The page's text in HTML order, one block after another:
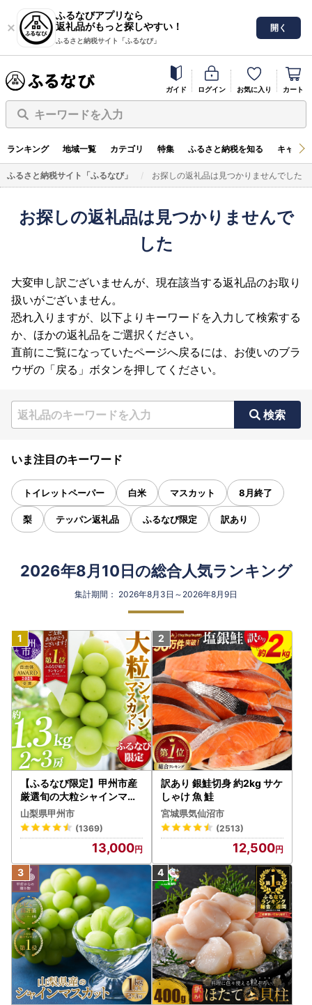
ふるなびアプリなら
返礼品がもっと探しやすい！
ふるさと納税サイト「ふるなび」
開く
ガイド ログイン お気に入り カート
キーワードを入力
ランキング 地域一覧 カテゴリ 特集 ふるさと納税を知る キャン
ふるさと納税サイト「ふるなび」 お探しの返礼品は見つかりませんでした
お探しの返礼品は見つかりませんで
した
大変申し訳ございませんが、現在該当する返礼品のお取り
扱いがございません。
恐れ入りますが、以下よりキーワードを入力して検索する
か、ほかの返礼品をご選択ください。
直前にご覧になっていたページへ戻るには、お使いのブラ
ウザの「戻る」ボタンを押してください。
検索
いま注目のキーワード
トイレットペーパー 白米 マスカット 8月終了
梨 テッパン返礼品 ふるなび限定 訳あり
2026年8月10日の総合人気ランキング
集計期間： 2026年8月3日～2026年8月9日
【ふるなび限定】甲州市産
厳選旬の大粒シャインマス
カット 約1.3kg 2～3房【2
026年発送】（MG）B12-
472 FN-Limited-VO シャ
インマスカット フルーツ
山梨県甲州市
(1369)
13,000
訳あり 銀鮭切身 約2kg サケ
しゃけ 魚 鮭
宮城県気仙沼市
(2513)
12,500